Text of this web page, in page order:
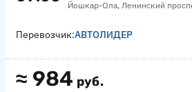
Йошкар-Ола, Ленинский
≈ 984 руб.
Перевозчик:АВТОЛИДЕР